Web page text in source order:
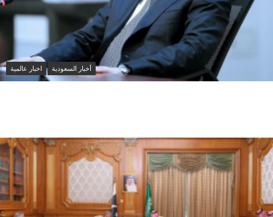
أخبار السعودية اخبار عالمية